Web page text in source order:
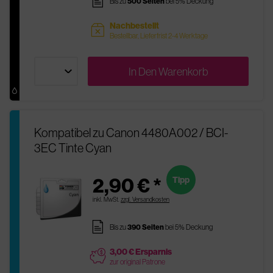
sold Nachbestellt
Bestellbar, Lieferfrist 2-4 Werktage
In DenWarenkorb
Kompatibel zu Canon 4480A002 / BCI-
3EC Tinte Cyan
2,90 € *
inkl. MwSt. zzgl. Versandkosten
Tipp
pages Bis zu390 Seitenbei 5% Deckung
price 3,00 € Ersparnis
zur original Patrone